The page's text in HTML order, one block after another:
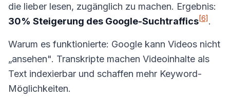
die lieber lesen, zugänglich zu machen. Ergebnis:
30% Steigerung des Google-Suchtraffics[6] .
Warum es funktionierte: Google kann Videos nicht
„ansehen". Transkripte machen Videoinhalte als
Text indexierbar und schaffen mehr Keyword-
Möglichkeiten.